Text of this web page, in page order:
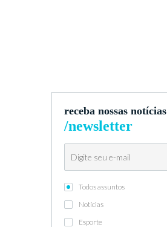
receba nossas notícias
/newsletter
Todos assuntos
Notícias
Esporte